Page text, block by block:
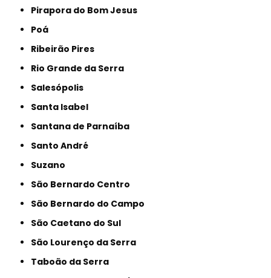
Pirapora do Bom Jesus
Poá
Ribeirão Pires
Rio Grande da Serra
Salesópolis
Santa Isabel
Santana de Parnaíba
Santo André
Suzano
São Bernardo Centro
São Bernardo do Campo
São Caetano do Sul
São Lourenço da Serra
Taboão da Serra